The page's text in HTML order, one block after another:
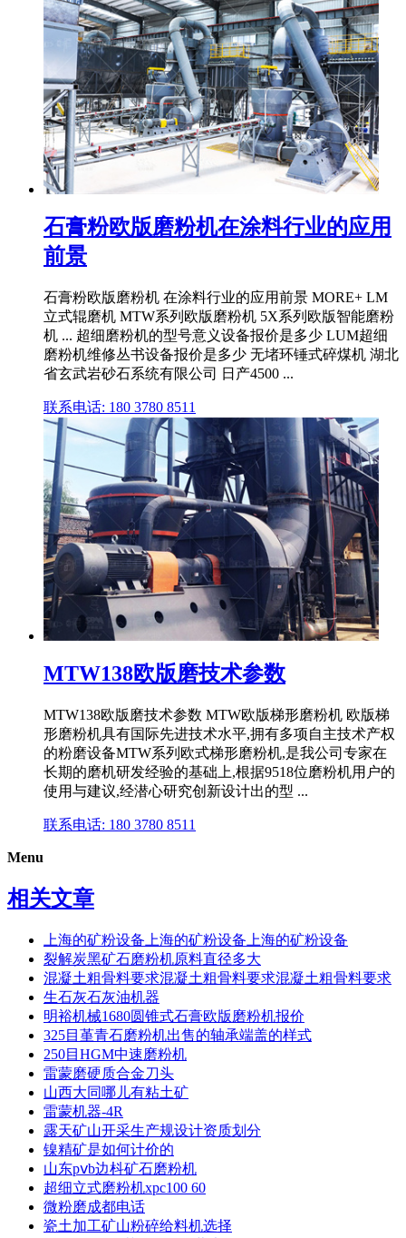
石膏粉欧版磨粉机在涂料行业的应用
前景
石膏粉欧版磨粉机 在涂料行业的应用前景 MORE+ LM
立式辊磨机 MTW系列欧版磨粉机 5X系列欧版智能磨粉
机 ... 超细磨粉机的型号意义设备报价是多少 LUM超细
磨粉机维修丛书设备报价是多少 无堵环锤式碎煤机 湖北
省玄武岩砂石系统有限公司 日产4500 ...
联系电话: 180 3780 8511
MTW138欧版磨技术参数
MTW138欧版磨技术参数 MTW欧版梯形磨粉机 欧版梯
形磨粉机具有国际先进技术水平,拥有多项自主技术产权
的粉磨设备MTW系列欧式梯形磨粉机,是我公司专家在
长期的磨机研发经验的基础上,根据9518位磨粉机用户的
使用与建议,经潜心研究创新设计出的型 ...
联系电话: 180 3780 8511
Menu
相关文章
上海的矿粉设备上海的矿粉设备上海的矿粉设备
裂解炭黑矿石磨粉机原料直径多大
混凝土粗骨料要求混凝土粗骨料要求混凝土粗骨料要求
生石灰石灰油机器
明裕机械1680圆锥式石膏欧版磨粉机报价
325目堇青石磨粉机出售的轴承端盖的样式
250目HGM中速磨粉机
雷蒙磨硬质合金刀头
山西大同哪儿有粘土矿
雷蒙机器-4R
露天矿山开采生产规设计资质划分
镍精矿是如何计价的
山东pⅴb边枓矿石磨粉机
超细立式磨粉机xpc100 60
微粉磨成都电话
瓷土加工矿山粉碎给料机选择